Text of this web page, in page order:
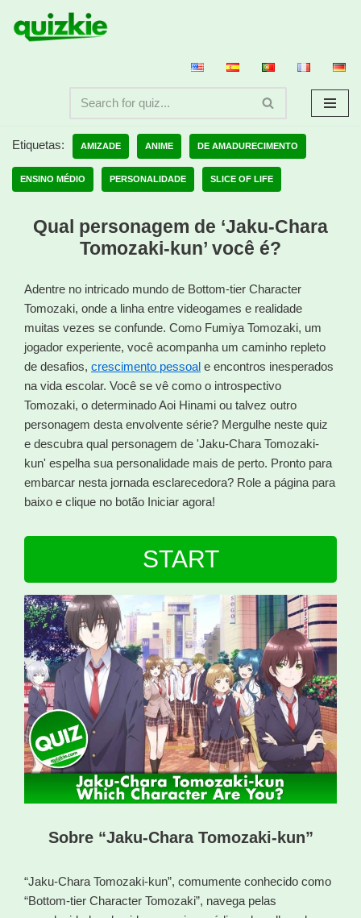
Avançar
Etiquetas: AMIZADE ANIME DE AMADURECIMENTO
ENSINO MÉDIO PERSONALIDADE SLICE OF LIFE
Qual personagem de ‘Jaku-Chara
Tomozaki-kun’ você é?
Adentre no intricado mundo de Bottom-tier Character
Tomozaki, onde a linha entre videogames e realidade
muitas vezes se confunde. Como Fumiya Tomozaki, um
jogador experiente, você acompanha um caminho repleto
de desafios, crescimento pessoal e encontros inesperados
na vida escolar. Você se vê como o introspectivo
Tomozaki, o determinado Aoi Hinami ou talvez outro
personagem desta envolvente série? Mergulhe neste quiz
e descubra qual personagem de 'Jaku-Chara Tomozaki-
kun' espelha sua personalidade mais de perto. Pronto para
embarcar nesta jornada esclarecedora? Role a página para
baixo e clique no botão Iniciar agora!
START
Sobre “Jaku-Chara Tomozaki-kun”
“Jaku-Chara Tomozaki-kun”, comumente conhecido como
“Bottom-tier Character Tomozaki”, navega pelas